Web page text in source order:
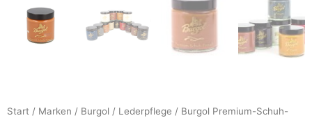
Start / Marken / Burgol / Lederpflege / Burgol Premium-Schuh-